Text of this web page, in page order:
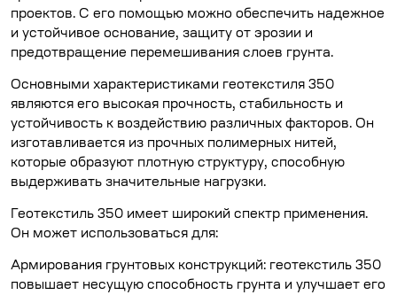
проектов. С его помощью можно обеспечить надежное
и устойчивое основание, защиту от эрозии и
предотвращение перемешивания слоев грунта.
Основными характеристиками геотекстиля 350
являются его высокая прочность, стабильность и
устойчивость к воздействию различных факторов. Он
изготавливается из прочных полимерных нитей,
которые образуют плотную структуру, способную
выдерживать значительные нагрузки.
Геотекстиль 350 имеет широкий спектр применения.
Он может использоваться для:
Армирования грунтовых конструкций: геотекстиль 350
повышает несущую способность грунта и улучшает его